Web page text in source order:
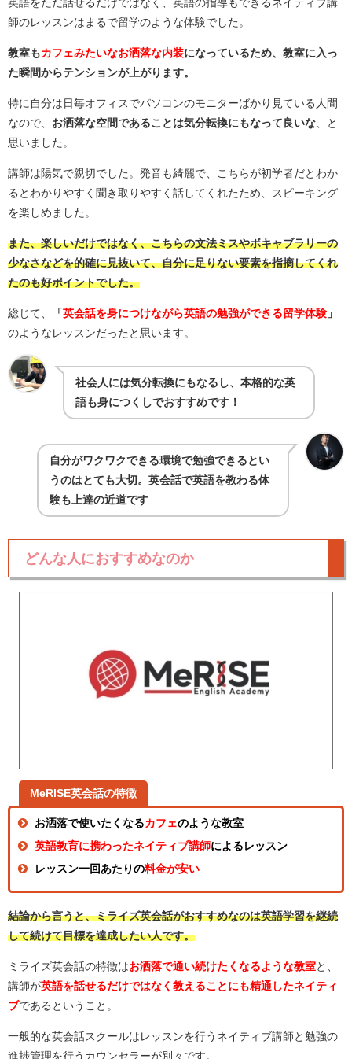
師のレッスンはまるで留学のような体験でした。
教室もカフェみたいなお洒落な内装になっているため、教室に入っ
た瞬間からテンションが上がります。
特に自分は日毎オフィスでパソコンのモニターばかり見ている人間
なので、 お洒落な空間であることは気分転換にもなって良いな 、と
思いました。
講師は陽気で親切でした。発音も綺麗で、こちらが初学者だとわか
るとわかりやすく聞き取りやすく話してくれたため、スピーキング
を楽しめました。
また、楽しいだけではなく、こちらの文法ミスやボキャブラリーの
少なさなどを的確に見抜いて、自分に足りない要素を指摘してくれ
たのも好ポイントでした。
総じて、 「英会話を身につけながら英語の勉強ができる留学体験 」
のようなレッスンだったと思います。
社会人には気分転換にもなるし、本格的な英
語も身につくしでおすすめです！
自分がワクワクできる環境で勉強できるとい
うのはとても大切。英会話で英語を教わる体
験も上達の近道です
どんな人におすすめなのか
MeRISE英会話の特徴
お洒落で使いたくなるカフェのような教室
英語教育に携わったネイティブ講師によるレッスン
レッスン一回あたりの料金が安い
結論から言うと、ミライズ英会話がおすすめなのは英語学習を継続
して続けて目標を達成したい人です。
ミライズ英会話の特徴はお洒落で通い続けたくなるような教室と、
講師が英語を話せるだけではなく教えることにも精通したネイティ
ブであるということ。
一般的な英会話スクールはレッスンを行うネイティブ講師と勉強の
進捗管理を行うカウンセラーが別々です。